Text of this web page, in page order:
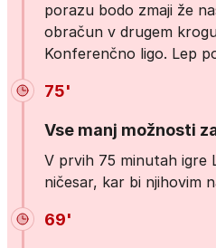
porazu bodo zmaji že
obračun v drugem
Konferenčno ligo. Lep
75'
Vse manj možnosti
V prvih 75 minutah igre
ničesar, kar bi njihovim
69'